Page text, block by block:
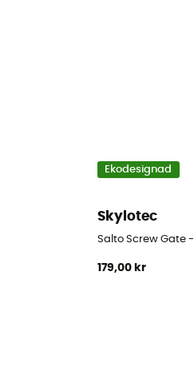
Ekodesignad
Skylotec
Salto Screw Gate
179,00 kr